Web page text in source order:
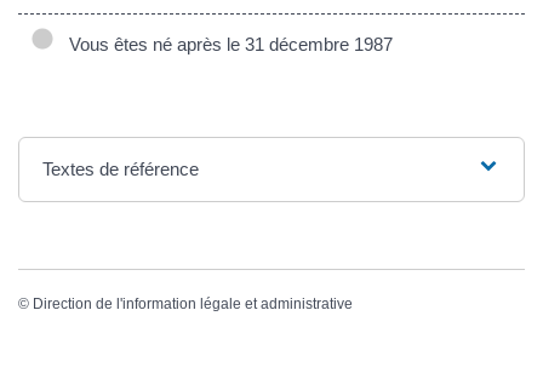
Vous êtes né après le 31 décembre 1987
Textes de référence
© Direction de l'information légale et administrative